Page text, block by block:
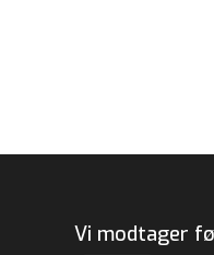
Vi modtager